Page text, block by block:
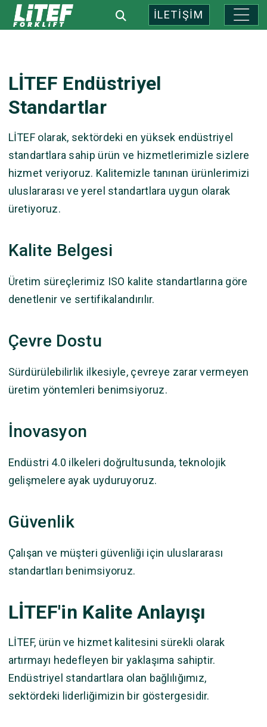
İLETİŞİM
LİTEF Endüstriyel
Standartlar
LİTEF olarak, sektördeki en yüksek endüstriyel
standartlara sahip ürün ve hizmetlerimizle sizlere
hizmet veriyoruz. Kalitemizle tanınan ürünlerimizi
uluslararası ve yerel standartlara uygun olarak
üretiyoruz.
Kalite Belgesi
Üretim süreçlerimiz ISO kalite standartlarına göre
denetlenir ve sertifikalandırılır.
Çevre Dostu
Sürdürülebilirlik ilkesiyle, çevreye zarar vermeyen
üretim yöntemleri benimsiyoruz.
İnovasyon
Endüstri 4.0 ilkeleri doğrultusunda, teknolojik
gelişmelere ayak uyduruyoruz.
Güvenlik
Çalışan ve müşteri güvenliği için uluslararası
standartları benimsiyoruz.
LİTEF'in Kalite Anlayışı
LİTEF, ürün ve hizmet kalitesini sürekli olarak
artırmayı hedefleyen bir yaklaşıma sahiptir.
Endüstriyel standartlara olan bağlılığımız,
sektördeki liderliğimizin bir göstergesidir.